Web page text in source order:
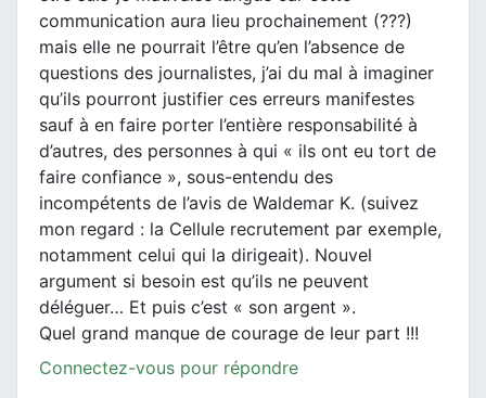
communication aura lieu prochainement (???)
mais elle ne pourrait l’être qu’en l’absence de
questions des journalistes, j’ai du mal à imaginer
qu’ils pourront justifier ces erreurs manifestes
sauf à en faire porter l’entière responsabilité à
d’autres, des personnes à qui « ils ont eu tort de
faire confiance », sous-entendu des
incompétents de l’avis de Waldemar K. (suivez
mon regard : la Cellule recrutement par exemple,
notamment celui qui la dirigeait). Nouvel
argument si besoin est qu’ils ne peuvent
déléguer… Et puis c’est « son argent ».
Quel grand manque de courage de leur part !!!
Connectez-vous pour répondre